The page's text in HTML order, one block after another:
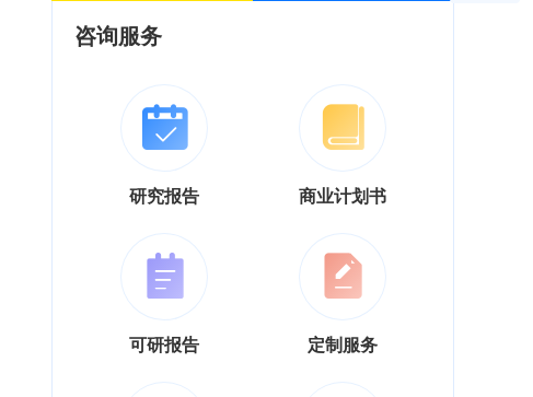
咨询服务
研究报告 商业计划书
可研报告 定制服务